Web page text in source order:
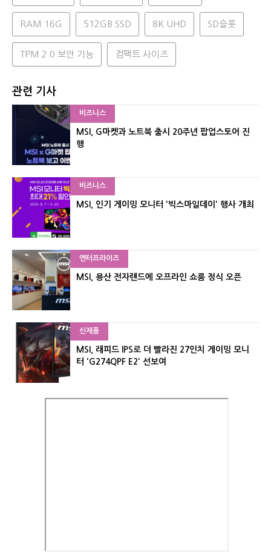
RAM 16G 512GB SSD 8K UHD SD슬롯
TPM 2.0 보안 기능 컴팩트 사이즈
관련 기사
비즈니스
MSI, G마켓과 노트북 출시 20주년 팝업스토어 진
행
비즈니스
MSI, 인기 게이밍 모니터 '빅스마일데이' 행사 개최
엔터프라이즈
MSI, 용산 전자랜드에 오프라인 쇼룸 정식 오픈
신제품
MSI, 래피드 IPS로 더 빨라진 27인치 게이밍 모니
터 'G274QPF E2' 선보여